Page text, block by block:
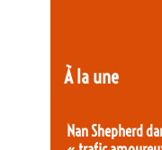
À la une
Nan Shepherd